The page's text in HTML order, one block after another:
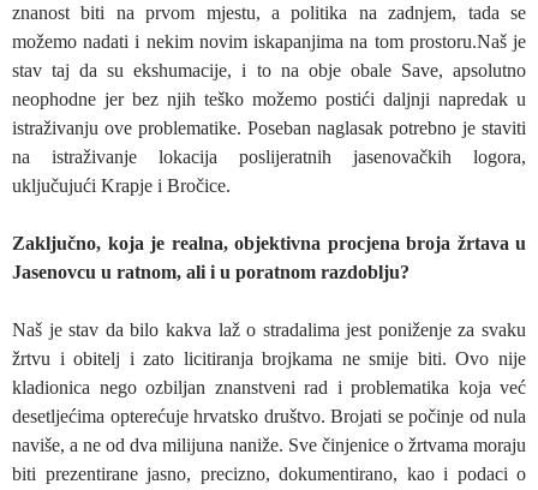
znanost biti na prvom mjestu, a politika na zadnjem, tada se
možemo nadati i nekim novim iskapanjima na tom prostoru.Naš je
stav taj da su ekshumacije, i to na obje obale Save, apsolutno
neophodne jer bez njih teško možemo postići daljnji napredak u
istraživanju ove problematike. Poseban naglasak potrebno je staviti
na istraživanje lokacija poslijeratnih jasenovačkih logora,
uključujući Krapje i Bročice.
Zaključno, koja je realna, objektivna procjena broja žrtava u
Jasenovcu u ratnom, ali i u poratnom razdoblju?
Naš je stav da bilo kakva laž o stradalima jest poniženje za svaku
žrtvu i obitelj i zato licitiranja brojkama ne smije biti. Ovo nije
kladionica nego ozbiljan znanstveni rad i problematika koja već
desetljećima opterećuje hrvatsko društvo. Brojati se počinje od nula
naviše, a ne od dva milijuna naniže. Sve činjenice o žrtvama moraju
biti prezentirane jasno, precizno, dokumentirano, kao i podaci o